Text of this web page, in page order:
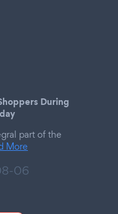
During
part of the
More
06